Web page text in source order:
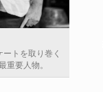
トを取り巻く
重要人物。